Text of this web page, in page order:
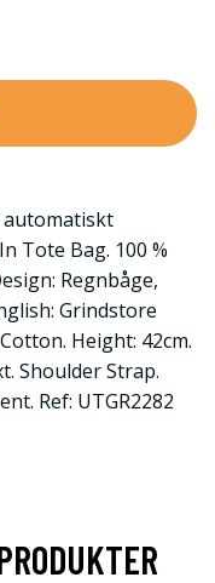
Tote Bag. 100 %
Regnbåge,
Grindstore
Height: 42cm.
Shoulder Strap.
Ref: UTGR2282